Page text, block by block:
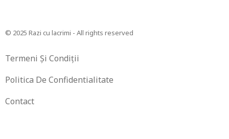
© 2025 Razi cu lacrimi - All rights reserved
Termeni Și Condiții
Politica De Confidentialitate
Contact